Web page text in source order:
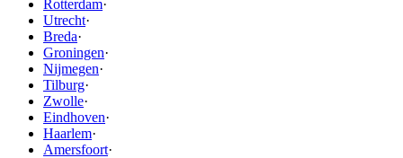
Rotterdam·
Utrecht·
Breda·
Groningen·
Nijmegen·
Tilburg·
Zwolle·
Eindhoven·
Haarlem·
Amersfoort·